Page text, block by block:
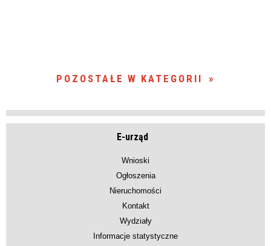
POZOSTAŁE W KATEGORII
E-urząd
Wnioski
Ogłoszenia
Nieruchomości
Kontakt
Wydziały
Informacje statystyczne